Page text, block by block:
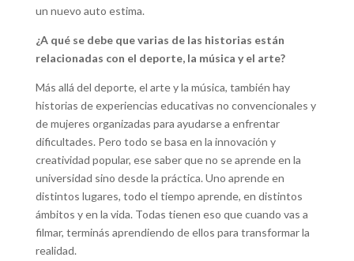
un nuevo auto estima.
¿A qué se debe que varias de las historias están
relacionadas con el deporte, la música y el arte?
Más allá del deporte, el arte y la música, también hay
historias de experiencias educativas no convencionales y
de mujeres organizadas para ayudarse a enfrentar
dificultades. Pero todo se basa en la innovación y
creatividad popular, ese saber que no se aprende en la
universidad sino desde la práctica. Uno aprende en
distintos lugares, todo el tiempo aprende, en distintos
ámbitos y en la vida. Todas tienen eso que cuando vas a
filmar, terminás aprendiendo de ellos para transformar la
realidad.